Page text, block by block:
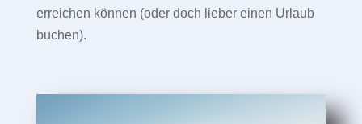
erreichen können (oder doch lieber einen Urlaub
buchen).